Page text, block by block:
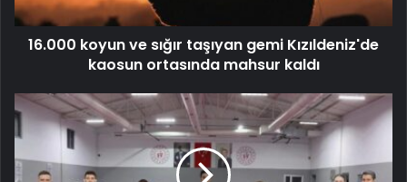
16.000 koyun ve sığır taşıyan gemi Kızıldeniz'de
kaosun ortasında mahsur kaldı